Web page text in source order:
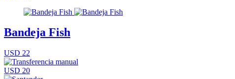
Bandeja Fish
USD 22
USD 20